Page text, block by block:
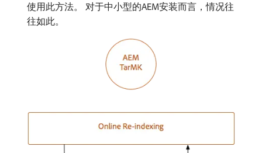
使用此方法。 对于中小型的AEM安装而言，情况往
往如此。